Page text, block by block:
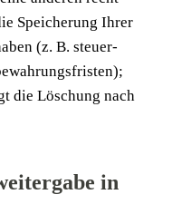
Spei­che­rung Ihrer
(z. B. steu­er-
die Löschung nach
in